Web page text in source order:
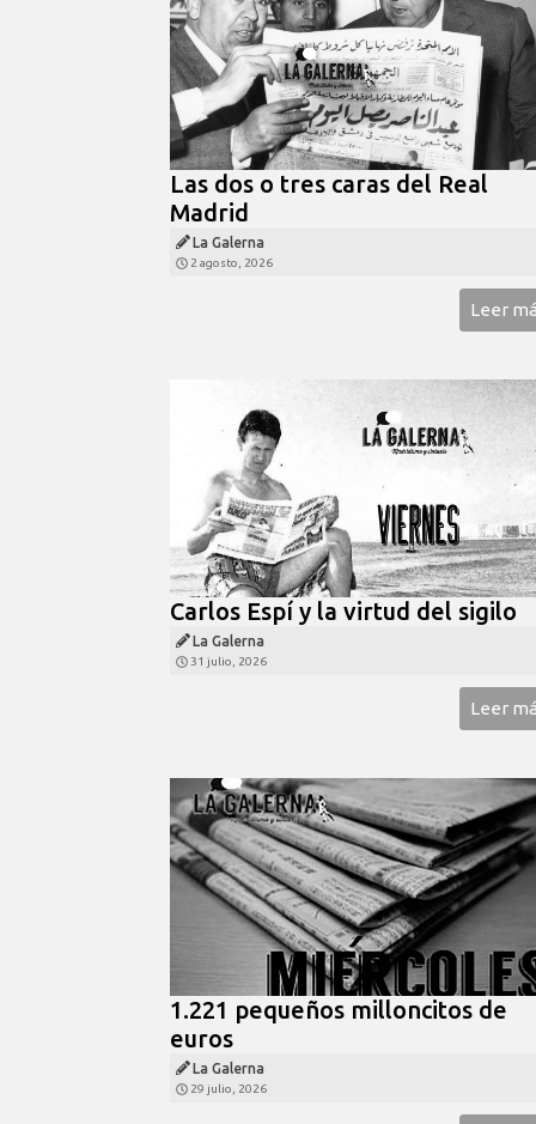
Las dos o tres caras del Real
Madrid
La Galerna
2 agosto, 2026
Leer
Carlos Espí y la virtud del sigilo
La Galerna
31 julio, 2026
Leer
1.221 pequeños milloncitos de
euros
La Galerna
29 julio, 2026